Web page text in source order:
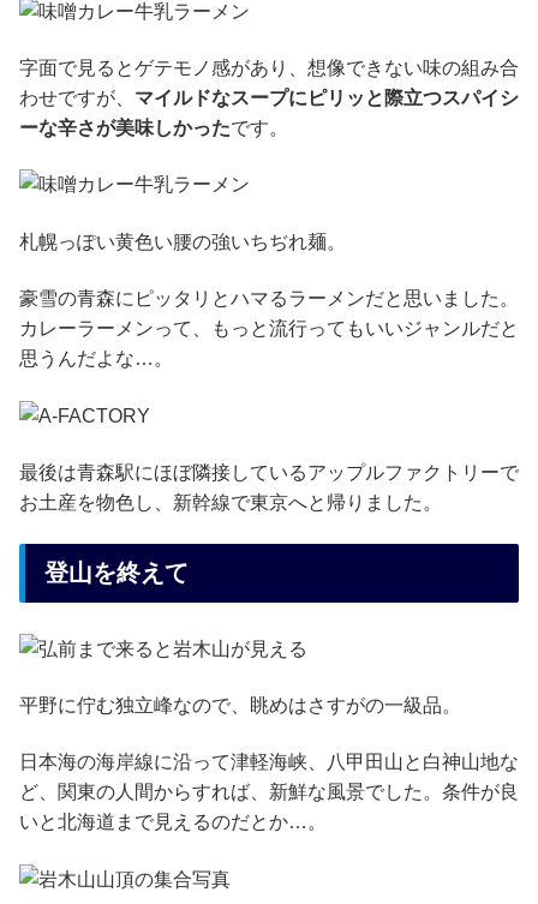
字面で見るとゲテモノ感があり、想像できない味の組み合
わせですが、 マイルドなスープにピリッと際立つスパイシ
ーな辛さが美味しかったです。
札幌っぽい黄色い腰の強いちぢれ麺。
豪雪の青森にピッタリとハマるラーメンだと思いました。
カレーラーメンって、もっと流行ってもいいジャンルだと
思うんだよな…。
最後は青森駅にほぼ隣接しているアップルファクトリーで
お土産を物色し、新幹線で東京へと帰りました。
登山を終えて
平野に佇む独立峰なので、眺めはさすがの一級品。
日本海の海岸線に沿って津軽海峡、八甲田山と白神山地な
ど、関東の人間からすれば、新鮮な風景でした。条件が良
いと北海道まで見えるのだとか…。